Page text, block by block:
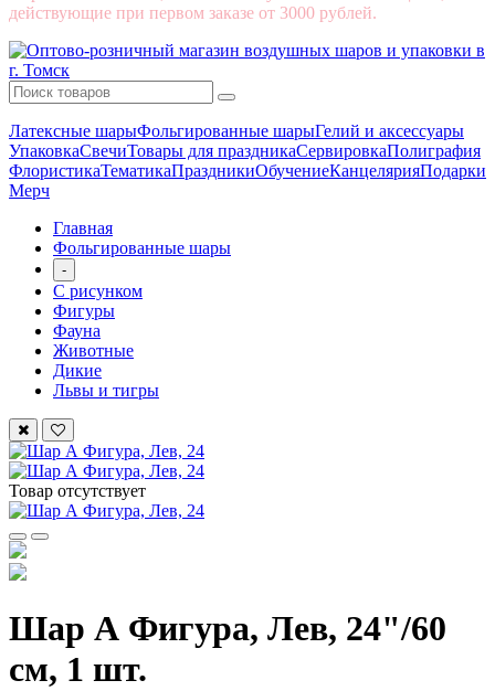
действующие при первом заказе от 3000 рублей.
Латексные шарыФольгированные шарыГелий и аксессуары
УпаковкаСвечиТовары для праздникаСервировкаПолиграфия
ФлористикаТематикаПраздникиОбучениеКанцелярияПодарки
Мерч
Главная
Фольгированные шары
-
С рисунком
Фигуры
Фауна
Животные
Дикие
Львы и тигры
Товар отсутствует
Шар А Фигура, Лев, 24"/60
см, 1 шт.